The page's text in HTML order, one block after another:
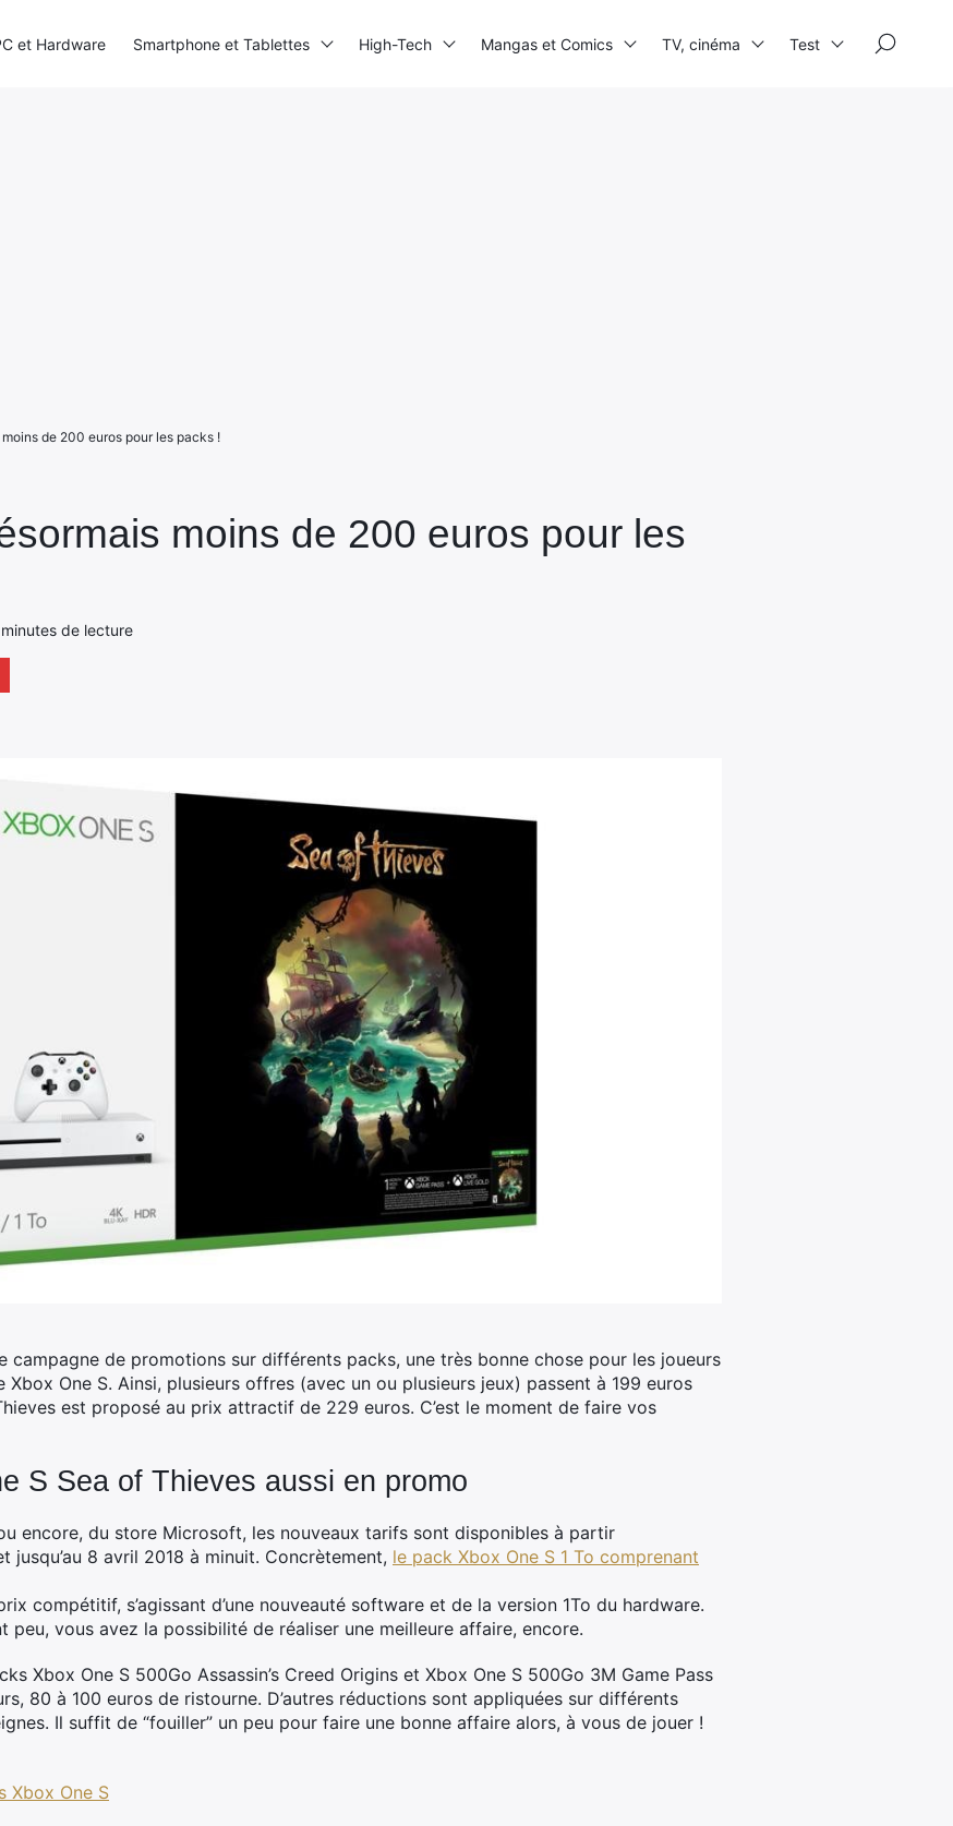
moins de 200 euros pour les
de lecture
de 200 euros pour les packs !
de promotions sur différents packs, une très bonne chose pour les joueurs
Xbox One S. Ainsi, plusieurs offres (avec un ou plusieurs jeux) passent à 199 euros
est proposé au prix attractif de 229 euros. C’est le moment de faire vos
S Sea of Thieves aussi en promo
ou encore, du store Microsoft, les nouveaux tarifs sont disponibles à partir
jusqu’au 8 avril 2018 à minuit. Concrètement, le pack Xbox One S 1 To comprenant
compétitif, s’agissant d’une nouveauté software et de la version 1To du hardware.
peu, vous avez la possibilité de réaliser une meilleure affaire, encore.
Xbox One S 500Go Assassin’s Creed Origins et Xbox One S 500Go 3M Game Pass
80 à 100 euros de ristourne. D’autres réductions sont appliquées sur différents
Il suffit de “fouiller” un peu pour faire une bonne affaire alors, à vous de jouer !
Xbox One S
et Hardware Smartphone et Tablettes High-Tech Mangas et Comics TV, cinéma Test